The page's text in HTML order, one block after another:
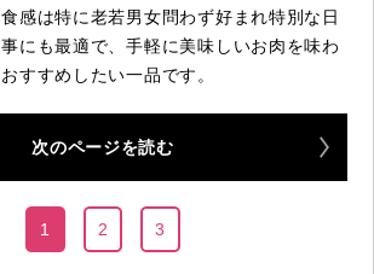
感は特に老若男女問わず好まれ特別な日
にも最適で、手軽に美味しいお肉を味わ
すすめしたい一品です。
次のページを読む
1 2 3